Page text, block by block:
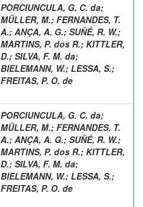
PORCIUNCULA, G. C. da;
MÜLLER, M.; FERNANDES, T.
A.; ANÇA, A. G.; SUÑÉ, R. W.;
MARTINS, P. dos R.; KITTLER,
D.; SILVA, F. M. da;
BIELEMANN, W.; LESSA, S.;
FREITAS, P. O. de
PORCIUNCULA, G. C. da;
MÜLLER, M.; FERNANDES, T.
A.; ANÇA, A. G.; SUÑÉ, R. W.;
MARTINS, P. dos R.; KITTLER,
D.; SILVA, F. M. da;
BIELEMANN, W.; LESSA, S.;
FREITAS, P. O. de